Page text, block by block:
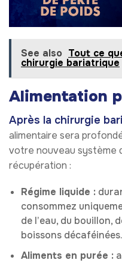
See also Tout ce
chirurgie bariatrique
Alimentation
Après la chirurgie
alimentaire sera
votre nouveau système
récupération :
Régime liquide :
consommez
de l’eau, du bouillon,
boissons décaféinées.
Aliments en purée :